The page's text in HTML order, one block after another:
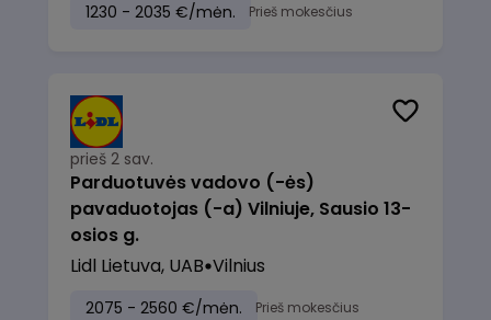
1230 - 2035 €/mėn. Prieš mokesčius
prieš 2 sav.
Parduotuvės vadovo (-ės)
pavaduotojas (-a) Vilniuje, Sausio 13-
osios g.
Lidl Lietuva, UAB Vilnius
2075 - 2560 €/mėn. Prieš mokesčius